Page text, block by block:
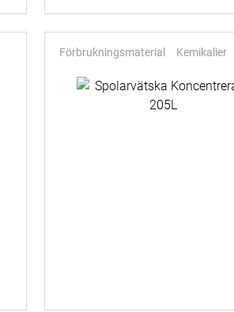
Förbrukningsmaterial Kemikalier